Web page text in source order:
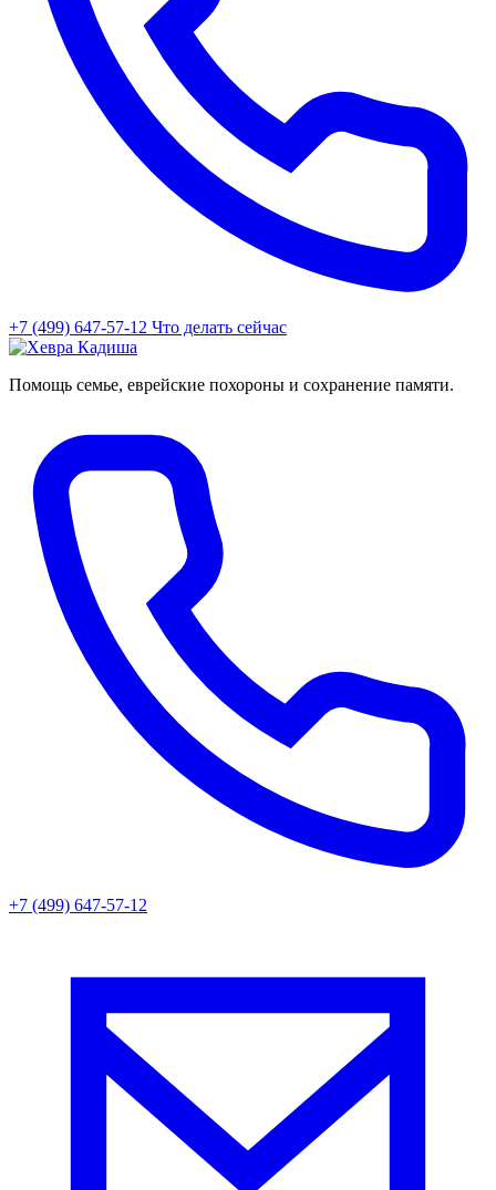
+7 (499) 647-57-12 Что делать сейчас
Помощь семье, еврейские похороны и сохранение памяти.
+7 (499) 647-57-12